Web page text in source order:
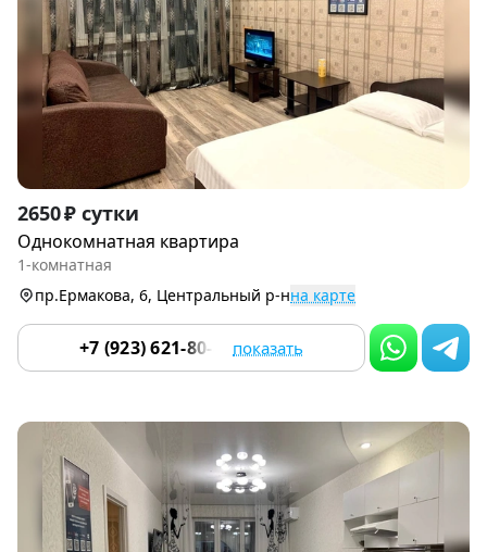
Item
1
of
9
2650 ₽ сутки
Однокомнатная квартира
1-комнатная
пр.Ермакова, 6, Центральный р-нна карте
+7 (923) 621-80-80 показать